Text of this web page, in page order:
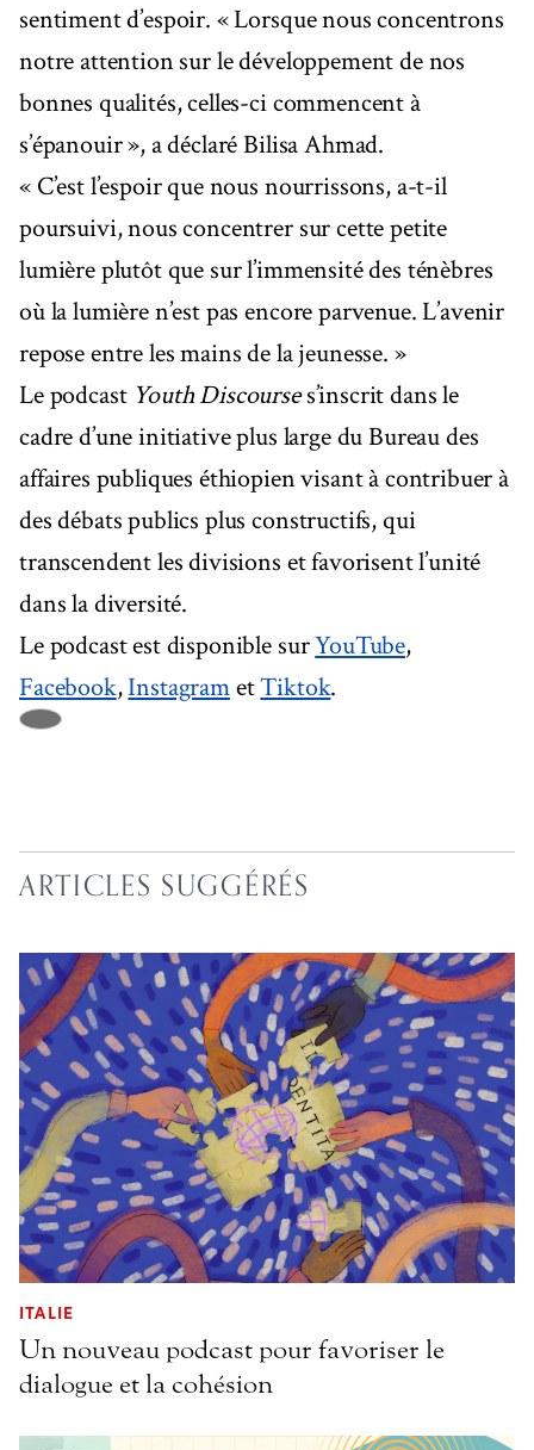
sentiment d’espoir. « Lorsque nous concentrons
notre attention sur le développement de nos
bonnes qualités, celles-ci commencent à
s’épanouir », a déclaré Bilisa Ahmad.
« C’est l’espoir que nous nourrissons, a-t-il
poursuivi, nous concentrer sur cette petite
lumière plutôt que sur l’immensité des ténèbres
où la lumière n’est pas encore parvenue. L’avenir
repose entre les mains de la jeunesse. »
Le podcast Youth Discourses’inscrit dans le
cadre d’une initiative plus large du Bureau des
affaires publiques éthiopien visant à contribuer à
des débats publics plus constructifs, qui
transcendent les divisions et favorisent l’unité
dans la diversité.
Le podcast est disponible surYouTube,
Facebook,InstagrametTiktok.
ARTICLES SUGGÉRÉS
ITALIE
Un nouveau podcast pour favoriser le
dialogue et la cohésion